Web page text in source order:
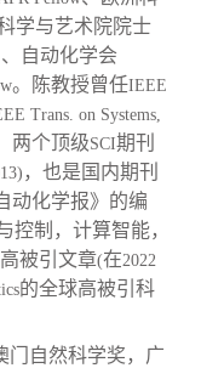
学与艺术院院士
自动化学会
。陈教授曾任IEEE
Trans. on Systems,
两个顶级SCI期刊
，也是国内期刊
动化学报》的编
控制，计算智能，
高被引文章(在2022
的全球高被引科
门自然科学奖，广